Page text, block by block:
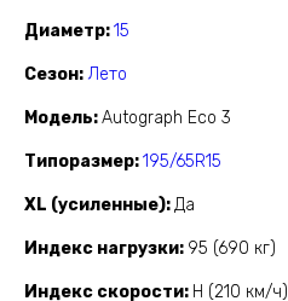
Диаметр 15
Сезон Лето
Модель Autograph Eco 3
Типоразмер 195/65R15
XL (усиленные) Да
Индекс нагрузки 95 (690 кг)
Индекс скорости H (210 км/ч)